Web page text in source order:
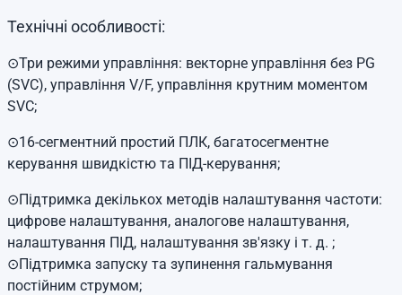
Технічні особливості:
⊙Три режими управління: векторне управління без PG
(SVC), управління V/F, управління крутним моментом
SVC;
⊙16-сегментний простий ПЛК, багатосегментне
керування швидкістю та ПІД-керування;
⊙Підтримка декількох методів налаштування частоти:
цифрове налаштування, аналогове налаштування,
налаштування ПІД, налаштування зв'язку і т. д. ;
⊙Підтримка запуску та зупинення гальмування
постійним струмом;